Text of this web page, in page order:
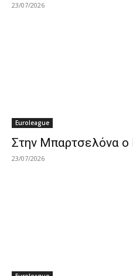
23/07/2026
Euroleague
Στην Μπαρτσελόνα
23/07/2026